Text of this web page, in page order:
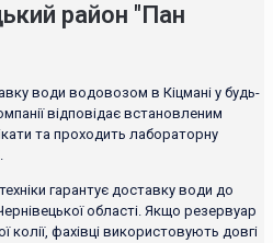
район "Пан
води водовозом в Кіцмані у будь-
відповідає встановленим
та проходить лабораторну
гарантує доставку води до
області. Якщо резервуар
колії, фахівці використовують довгі